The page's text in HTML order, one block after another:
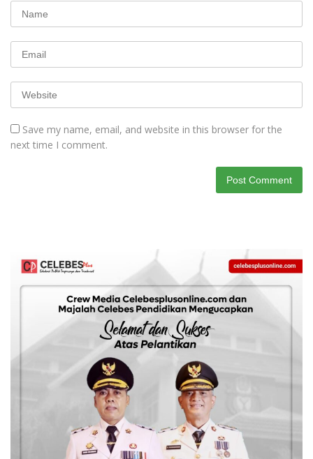
Save my name, email, and website in this browser for the
next time I comment.